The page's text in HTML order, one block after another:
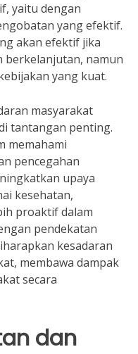
yaitu dengan
yang efektif.
akan efektif jika
berkelanjutan, namun
yang kuat.
masyarakat
tantangan penting.
memahami
pencegahan
upaya
kesehatan,
proaktif dalam
pendekatan
kesadaran
membawa dampak
secara
dan